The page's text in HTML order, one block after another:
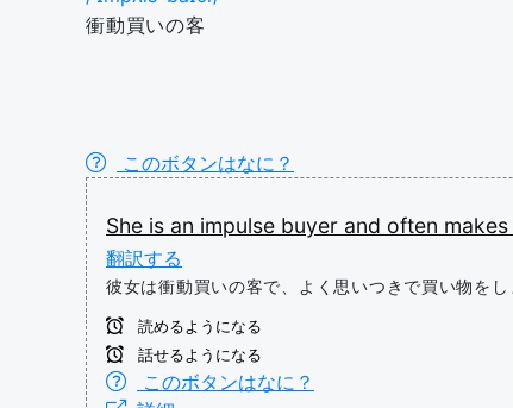
衝動買いの客
このボタンはなに？
She is an impulse buyer and often makes
翻訳する
彼女は衝動買いの客で、よく思いつきで買い物をし
読めるようになる
話せるようになる
このボタンはなに？